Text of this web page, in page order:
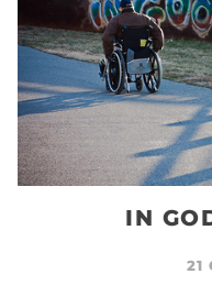
IN
21